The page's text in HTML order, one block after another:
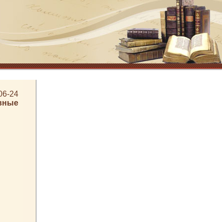
24